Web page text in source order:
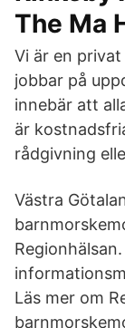
The Ma
Vi är en
jobbar på
innebär att
är
rådgivning
Västra
Läs mer om